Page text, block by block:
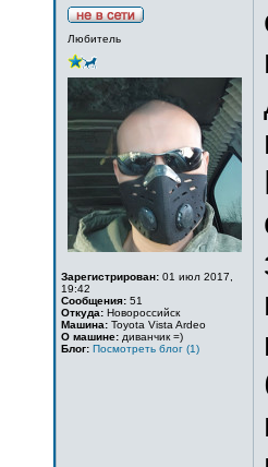
Любитель
Зарегистрирован: 01 июл 2017,
19:42
Сообщения: 51
Откуда: Новороссийск
Машина: Toyota Vista Ardeo
О машине: диванчик =)
Блог: Посмотреть блог (1)